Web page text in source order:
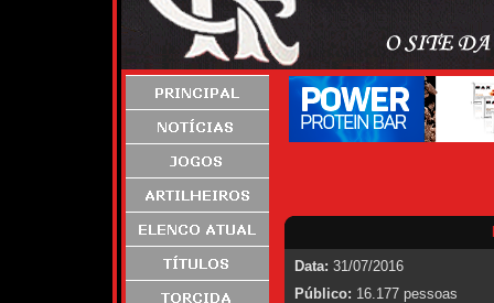
Data: 31/07/2016
Público: 16.177 pessoas